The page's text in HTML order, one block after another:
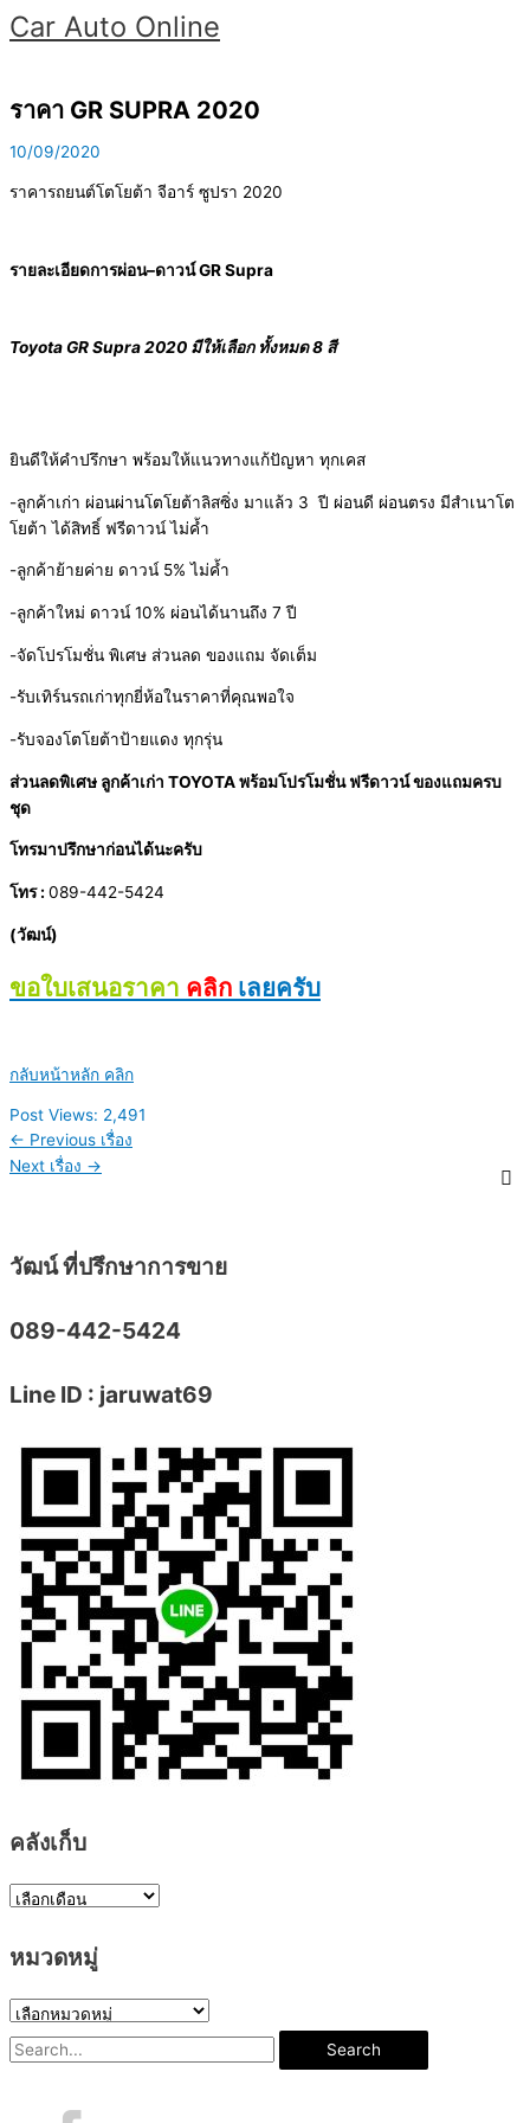
Skip
to
Car Auto Online
ราคา GR SUPRA 2020
10/09/2020
ราคารถยนต์โตโยต้า จีอาร์ ซูปรา 2020
รายละเอียดการผ่อน–ดาวน์GR Supra
Toyota GR Supra 2020 มีให้เลือก ทั้งหมด 8 สี
ยินดีให้คำปรึกษา พร้อมให้แนวทางแก้ปัญหา ทุกเคส
-ลูกค้าเก่า ผ่อนผ่านโตโยต้าลิสซิ่ง มาแล้ว 3 ปี ผ่อนดี ผ่อนตรง มีสำเนาโต
โยต้า ได้สิทธิ์ ฟรีดาวน์ ไม่ค้ำ
-ลูกค้าย้ายค่าย ดาวน์ 5% ไม่ค้ำ
-ลูกค้าใหม่ ดาวน์ 10% ผ่อนได้นานถึง 7 ปี
-จัดโปรโมชั่น พิเศษ ส่วนลด ของแถม จัดเต็ม
-รับเทิร์นรถเก่าทุกยี่ห้อในราคาที่คุณพอใจ
-รับจองโตโยต้าป้ายแดง ทุกรุ่น
ส่วนลดพิเศษ ลูกค้าเก่า TOYOTA พร้อมโปรโมชั่น ฟรีดาวน์ ของแถมครบ
ชุด
โทรมาปรึกษาก่อนได้นะครับ
โทร : 089-442-5424
(วัฒน์)
ขอใบเสนอราคา คลิก เลยครับ
กลับหน้าหลัก คลิก
Post Views: 2,491
← Previous เรื่อง
Next เรื่อง →
วัฒน์ ที่ปรึกษาการขาย
089-442-5424
Line ID : jaruwat69
คลังเก็บ
ค
ง
เ
ก็
บ
หมวดหมู่
ห
มS